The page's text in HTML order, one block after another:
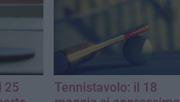
25
Tennistavolo: il 18